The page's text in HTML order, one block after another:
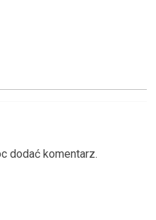
dodać komentarz.